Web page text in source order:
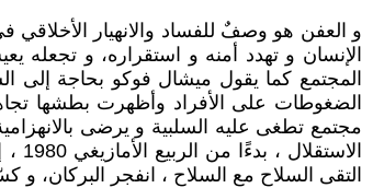
و العفن هو وصفٌ للفساد والانهيار
الإنسان و تهدد أمنه و استقراره، و تجعله
المجتمع كما يقول ميشال فوكو بحاجة إلى
الضغوطات على الأفراد وأظهرت بطشها
مجتمع تطغى عليه السلبية و يرضى
التقى السلاح مع السلاح ، انفجر